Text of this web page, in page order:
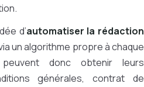
d’automatiser la rédaction
un algorithme propre à chaque
donc obtenir leurs
générales, contrat de